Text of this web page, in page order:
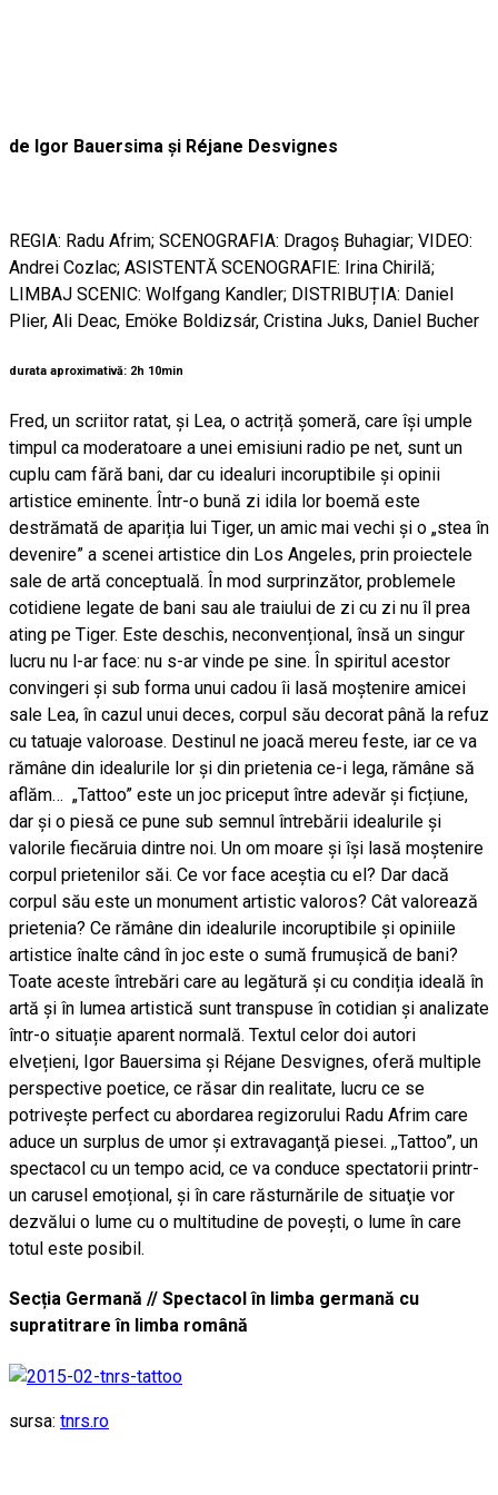
de Igor Bauersima şi Réjane Desvignes
REGIA: Radu Afrim; SCENOGRAFIA: Dragoş Buhagiar; VIDEO:
Andrei Cozlac; ASISTENTĂ SCENOGRAFIE: Irina Chirilă;
LIMBAJ SCENIC: Wolfgang Kandler; DISTRIBUȚIA: Daniel
Plier, Ali Deac, Emöke Boldizsár, Cristina Juks, Daniel Bucher
durata aproximativă: 2h 10min
Fred, un scriitor ratat, și Lea, o actriță șomeră, care își umple
timpul ca moderatoare a unei emisiuni radio pe net, sunt un
cuplu cam fără bani, dar cu idealuri incoruptibile şi opinii
artistice eminente. Într-o bună zi idila lor boemă este
destrămată de apariția lui Tiger, un amic mai vechi şi o „stea în
devenire” a scenei artistice din Los Angeles, prin proiectele
sale de artă conceptuală. În mod surprinzător, problemele
cotidiene legate de bani sau ale traiului de zi cu zi nu îl prea
ating pe Tiger. Este deschis, neconvențional, însă un singur
lucru nu l-ar face: nu s-ar vinde pe sine. În spiritul acestor
convingeri și sub forma unui cadou îi lasă moștenire amicei
sale Lea, în cazul unui deces, corpul său decorat până la refuz
cu tatuaje valoroase. Destinul ne joacă mereu feste, iar ce va
rămâne din idealurile lor și din prietenia ce-i lega, rămâne să
aflăm… „Tattoo” este un joc priceput între adevăr și ficțiune,
dar şi o piesă ce pune sub semnul întrebării idealurile și
valorile fiecăruia dintre noi. Un om moare şi îşi lasă moștenire
corpul prietenilor săi. Ce vor face aceștia cu el? Dar dacă
corpul său este un monument artistic valoros? Cât valorează
prietenia? Ce rămâne din idealurile incoruptibile şi opiniile
artistice înalte când în joc este o sumă frumuşică de bani?
Toate aceste întrebări care au legătură şi cu condiția ideală în
artă și în lumea artistică sunt transpuse în cotidian și analizate
într-o situație aparent normală. Textul celor doi autori
elvețieni, Igor Bauersima și Réjane Desvignes, oferă multiple
perspective poetice, ce răsar din realitate, lucru ce se
potrivește perfect cu abordarea regizorului Radu Afrim care
aduce un surplus de umor şi extravaganţă piesei. ,,Tattoo”, un
spectacol cu un tempo acid, ce va conduce spectatorii printr-
un carusel emoțional, şi în care răsturnările de situaţie vor
dezvălui o lume cu o multitudine de poveşti, o lume în care
totul este posibil.
Secția Germană // Spectacol în limba germană cu
supratitrare în limba română
sursa: tnrs.ro